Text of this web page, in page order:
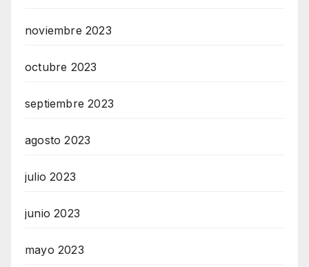
noviembre 2023
octubre 2023
septiembre 2023
agosto 2023
julio 2023
junio 2023
mayo 2023